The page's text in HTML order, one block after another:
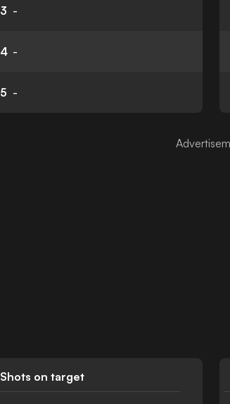
3 -
4 -
5 -
Shots on target